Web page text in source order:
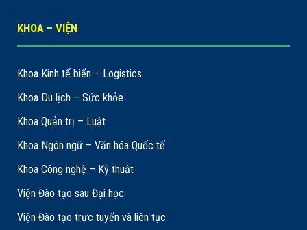
KHOA – VIỆN
Khoa Kinh tế biển – Logistics
Khoa Du lịch – Sức khỏe
Khoa Quản trị – Luật
Khoa Ngôn ngữ – Văn hóa Quốc tế
Khoa Công nghệ – Kỹ thuật
Viện Đào tạo sau Đại học
Viện Đào tạo trực tuyến và liên tục